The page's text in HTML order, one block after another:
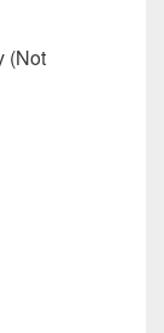
(Not